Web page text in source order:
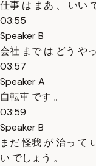
仕事 は まあ 、 いい
03:55
Speaker B
会社 まで は どう や
03:57
Speaker A
自転車 です 。
03:59
Speaker B
まだ 怪我 が 治っ て
い でしょう 。